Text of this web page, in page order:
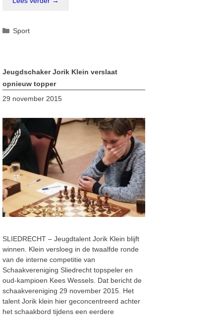
Categorieën
Sport
Jeugdschaker Jorik Klein verslaat
opnieuw topper
29 november 2015
SLIEDRECHT – Jeugdtalent Jorik Klein blijft
winnen. Klein versloeg in de twaalfde ronde
van de interne competitie van
Schaakvereniging Sliedrecht topspeler en
oud-kampioen Kees Wessels. Dat bericht de
schaakvereniging 29 november 2015. Het
talent Jorik klein hier geconcentreerd achter
het schaakbord tijdens een eerdere